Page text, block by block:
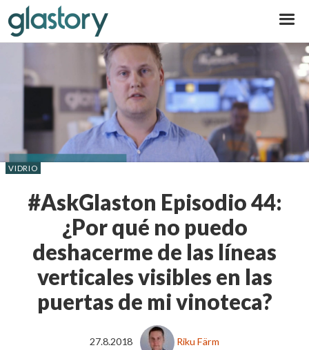
#AskGlaston Episodio 44:
¿Por qué no puedo
deshacerme de las líneas
verticales visibles en las
puertas de mi vinoteca?
VIDRIO
27.8.2018 Riku Färm